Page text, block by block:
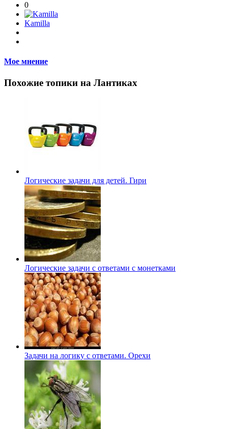
0
Kamilla
Мое мнение
Похожие топики на Лантиках
Логические задачи для детей. Гири
Логические задачи с ответами с монетками
Задачи на логику с ответами. Орехи